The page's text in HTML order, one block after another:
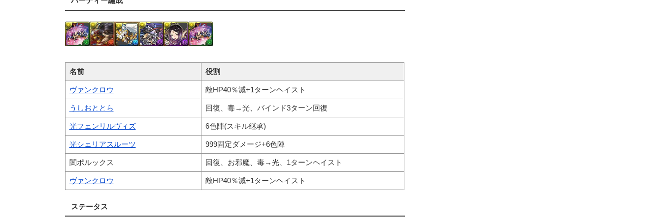
名前 役割
ヴァンクロウ 敵HP40％減+1ターンヘイスト
うしおととら 回復、毒→光、バインド3ターン回復
光フェンリルヴィズ 6色陣(スキル継承)
光シェリアスルーツ 999固定ダメージ+6色陣
闇ポルックス 回復、お邪魔、毒→光、1ターンヘイスト
ヴァンクロウ 敵HP40％減+1ターンヘイスト
ステータス